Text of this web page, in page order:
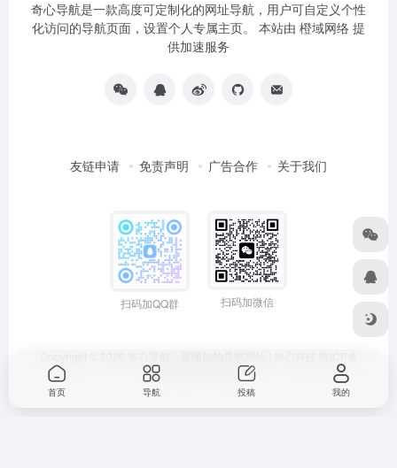
奇心导航是一款高度可定制化的网址导航，用户可自定义个性
化访问的导航页面，设置个人专属主页。 本站由 橙域网络 提
供加速服务
友链申请 免责声明 广告合作 关于我们
扫码加QQ群 扫码加微信
首页 导航 投稿 我的